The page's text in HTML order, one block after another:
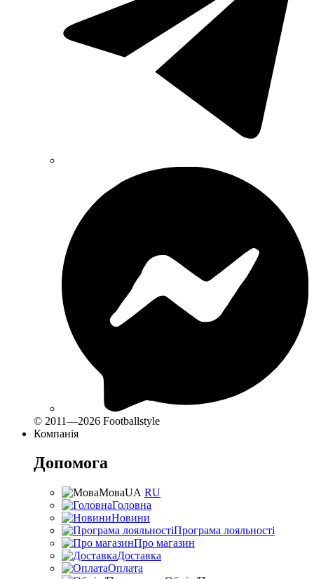
© 2011—2026 Footballstyle
Компанія
Допомога
МоваUA RU
Головна
Новини
Програма лояльності
Про магазин
Доставка
Оплата